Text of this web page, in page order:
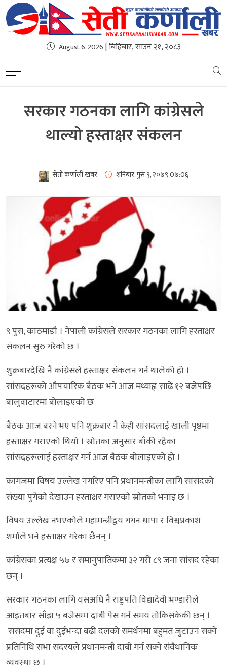
August 6, 2026 | बिहिबार, साउन २१, २०८३
सरकार गठनका लागि कांग्रेसले
थाल्यो हस्ताक्षर संकलन
सेती कर्णाली खबर शनिबार, पुस ९, २०७९0७:0६
९ पुस, काठमाडौं । नेपाली कांग्रेसले सरकार गठनका लागि हस्ताक्षर
संकलन सुरु गरेको छ ।
शुक्रबारदेखि नै कांग्रेसले हस्ताक्षर संकलन गर्न थालेको हो ।
सांसदहरूको ‍औपचारिक बैठक भने आज मध्याह्न साढे १२ बजेपछि
बालुवाटारमा बोलाइएको छ
बैठक आज बस्ने भए पनि शुक्रबार नै केही सांसदलाई खाली पृष्ठमा
हस्ताक्षर गराएको थियो । स्रोतका अनुसार बाँकी रहेका
सांसदहरूलाई हस्ताक्षर गर्न आज बैठक बोलाइएको हो ।
कागजमा विषय उल्लेख नगरिए पनि प्रधानमन्त्रीका लागि सांसदको
संख्या पुगेको देखाउन हस्ताक्षर गराएको स्रोतको भनाइ छ ।
विषय उल्लेख नभएकोले महामन्त्रीद्वय गगन थापा र विश्वप्रकाश
शर्माले भने हस्ताक्षर गरेका छैनन् ।
कांग्रेसका प्रत्यक्ष ५७ र समानुपातिकमा ३२ गरी ८९ जना सांसद रहेका
छन् ।
सरकार गठनका लागि यसअघि नै राष्ट्रपति विद्यादेवी भण्डारीले
आइतबार साँझ ५ बजेसम्म दाबी पेस गर्न समय तोकिसकेकी छन् ।
संसदमा दुई वा दुईभन्दा बढी दलको समर्थनमा बहुमत जुटाउन सक्ने
प्रतिनिधि सभा सदस्यले प्रधानमन्त्री दाबी गर्न सक्ने संवैधानिक
व्यवस्था छ ।